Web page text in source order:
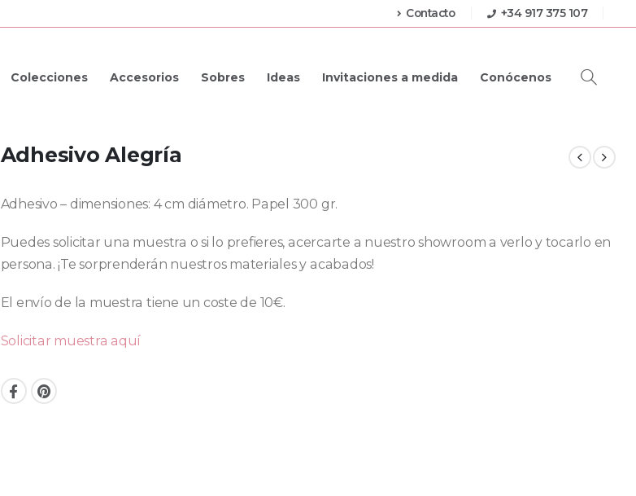
Contacto +34 917 375 107
Colecciones Accesorios Sobres Ideas Invitaciones a medida Conócenos
Adhesivo Alegría
Adhesivo – dimensiones: 4 cm diámetro. Papel 300 gr.
Puedes solicitar una muestra o si lo prefieres, acercarte a nuestro showroom a verlo y tocarlo en
persona. ¡Te sorprenderán nuestros materiales y acabados!
El envío de la muestra tiene un coste de 10€.
Solicitar muestra aquí